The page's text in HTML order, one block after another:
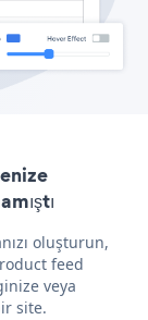
oluşturun,
feed
veya
site.